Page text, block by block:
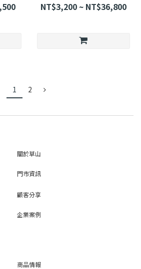
NT$3,200 ~ NT$36,800
1 2
關於草山
門市資訊
顧客分享
企業案例
商品情報